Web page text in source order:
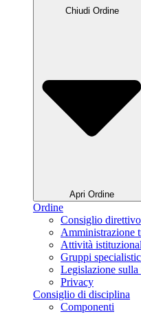
Chiudi Ordine
Apri Ordine
Ordine
Consiglio direttivo
Amministrazione
Attività
Gruppi
Legislazione sulla
Privacy
Consiglio di disciplina
Componenti